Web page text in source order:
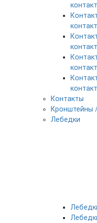
Контакты
Кронштейны
Лебедки